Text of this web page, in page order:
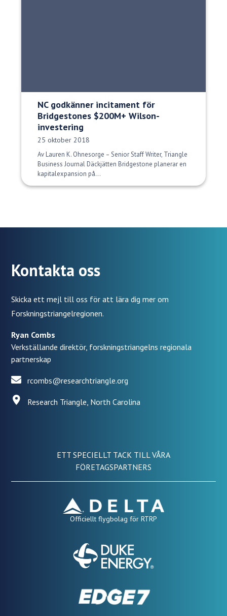
NC godkänner incitament för
Bridgestones $200M+ Wilson-
investering
Publiceringsdatum:
25 oktober 2018
Av Lauren K. Ohnesorge – Senior Staff Writer, Triangle
Business Journal Däckjätten Bridgestone planerar en
kapitalexpansion på...
Kontakta oss
Skicka ett mejl till oss för att lära dig mer om
Forskningstriangelregionen.
Ryan Combs
Verkställande direktör, forskningstriangelns regionala
partnerskap
rcombs@researchtriangle.org
Research Triangle, North Carolina
ETT SPECIELLT TACK TILL VÅRA
FÖRETAGSPARTNERS
Officiellt flygbolag för RTRP